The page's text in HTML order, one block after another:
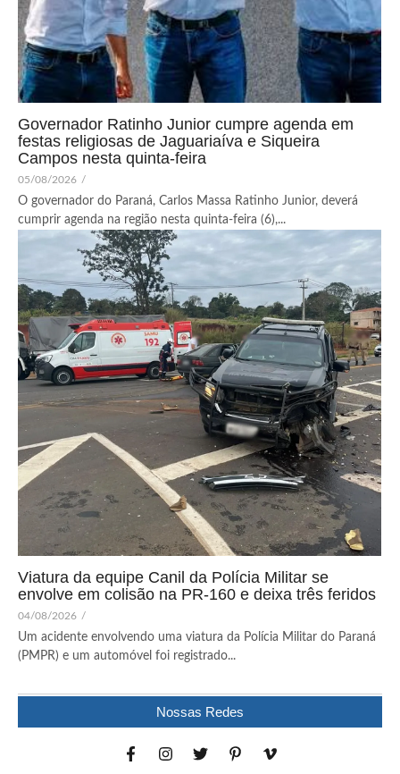
Governador Ratinho Junior cumpre agenda em
festas religiosas de Jaguariaíva e Siqueira
Campos nesta quinta-feira
05/08/2026 /
O governador do Paraná, Carlos Massa Ratinho Junior, deverá
cumprir agenda na região nesta quinta-feira (6),...
Viatura da equipe Canil da Polícia Militar se
envolve em colisão na PR-160 e deixa três feridos
04/08/2026 /
Um acidente envolvendo uma viatura da Polícia Militar do Paraná
(PMPR) e um automóvel foi registrado...
Nossas Redes